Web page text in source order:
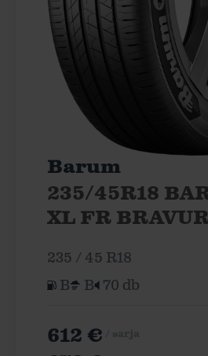
Barum
235/45R18
XL FR
235 / 45 R18
B
B 70 db
612 €